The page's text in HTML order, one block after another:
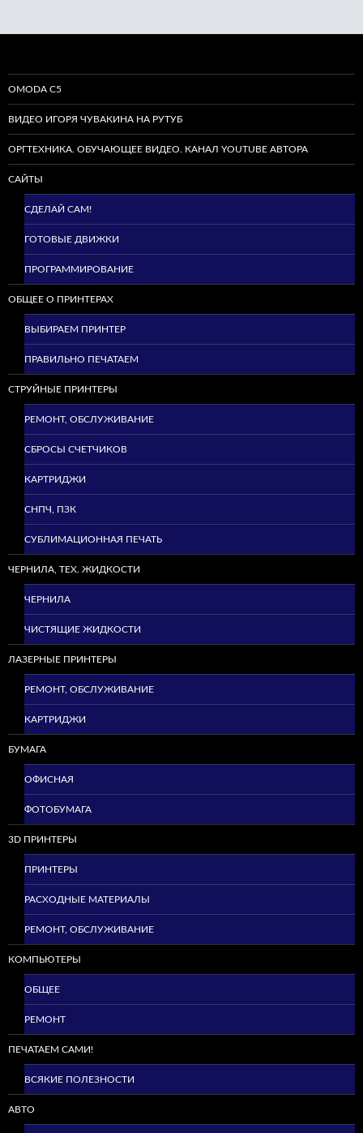
OMODA C5
ВИДЕО ИГОРЯ ЧУВАКИНА НА РУТУБ
ОРГТЕХНИКА. ОБУЧАЮЩЕЕ ВИДЕО. КАНАЛ YOUTUBE АВТОРА
САЙТЫ
СДЕЛАЙ САМ!
ГОТОВЫЕ ДВИЖКИ
ПРОГРАММИРОВАНИЕ
ОБЩЕЕ О ПРИНТЕРАХ
ВЫБИРАЕМ ПРИНТЕР
ПРАВИЛЬНО ПЕЧАТАЕМ
СТРУЙНЫЕ ПРИНТЕРЫ
РЕМОНТ, ОБСЛУЖИВАНИЕ
СБРОСЫ СЧЕТЧИКОВ
КАРТРИДЖИ
СНПЧ, ПЗК
СУБЛИМАЦИОННАЯ ПЕЧАТЬ
ЧЕРНИЛА, ТЕХ. ЖИДКОСТИ
ЧЕРНИЛА
ЧИСТЯЩИЕ ЖИДКОСТИ
ЛАЗЕРНЫЕ ПРИНТЕРЫ
РЕМОНТ, ОБСЛУЖИВАНИЕ
КАРТРИДЖИ
БУМАГА
ОФИСНАЯ
ФОТОБУМАГА
3D ПРИНТЕРЫ
ПРИНТЕРЫ
РАСХОДНЫЕ МАТЕРИАЛЫ
РЕМОНТ, ОБСЛУЖИВАНИЕ
КОМПЬЮТЕРЫ
ОБЩЕЕ
РЕМОНТ
ПЕЧАТАЕМ САМИ!
ВСЯКИЕ ПОЛЕЗНОСТИ
АВТО